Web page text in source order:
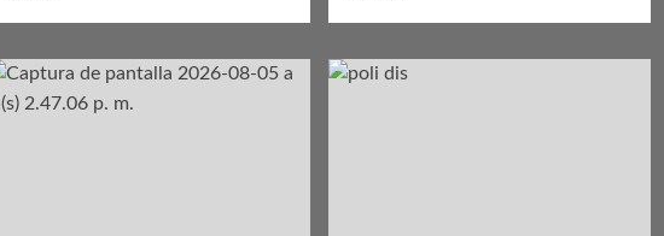
Falleció
Gabriel
Rossi
Bimbo
Alimenta